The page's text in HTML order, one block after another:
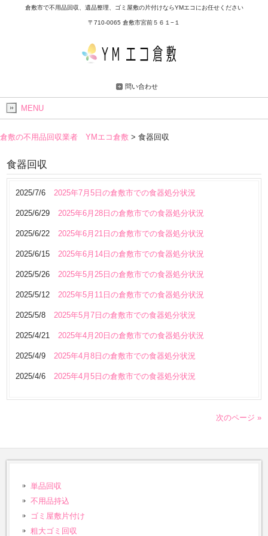
倉敷市で不用品回収、遺品整理、ゴミ屋敷の片付けならYMエコにお任せください
〒710-0065 倉敷市宮前５６１−１
問い合わせ
MENU
倉敷の不用品回収業者 YMエコ倉敷 > 食器回収
食器回収
2025/7/6 2025年7月5日の倉敷市での食器処分状況
2025/6/29 2025年6月28日の倉敷市での食器処分状況
2025/6/22 2025年6月21日の倉敷市での食器処分状況
2025/6/15 2025年6月14日の倉敷市での食器処分状況
2025/5/26 2025年5月25日の倉敷市での食器処分状況
2025/5/12 2025年5月11日の倉敷市での食器処分状況
2025/5/8 2025年5月7日の倉敷市での食器処分状況
2025/4/21 2025年4月20日の倉敷市での食器処分状況
2025/4/9 2025年4月8日の倉敷市での食器処分状況
2025/4/6 2025年4月5日の倉敷市での食器処分状況
次のページ »
単品回収
不用品持込
ゴミ屋敷片付け
粗大ゴミ回収